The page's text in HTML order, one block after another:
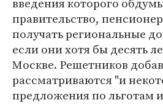
правительство,
получать региональные
если они хотя бы десять
Москве. Решетников
рассматриваются "и
предложения по льготам